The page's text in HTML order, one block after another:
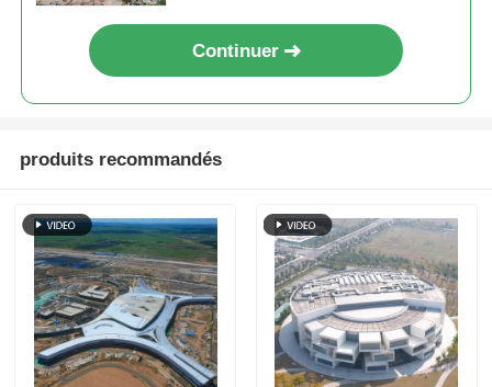
Continuer
produits recommandés